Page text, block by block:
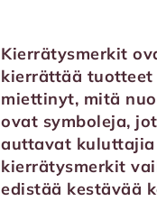
Kierrätysmerkit
kierrättää tuotteet
miettinyt, mitä
ovat symboleja,
auttavat kuluttajia
kierrätysmerkit
edistää kestävää